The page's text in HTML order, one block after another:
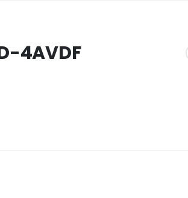
4AVDF